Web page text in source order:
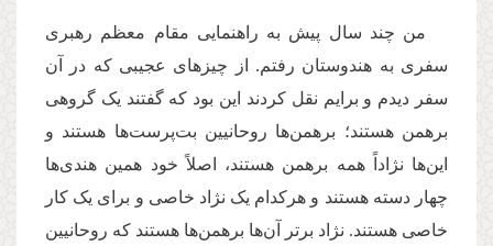
من چند سال پیش به راهنمایی مقام معظم رهبری
سفری به هندوستان رفتم. از چیزهای عجیبی که در آن
سفر دیدم و برایم نقل کردند این بود که گفتند یک گروهی
برهمن هستند؛ برهمن‌ها روحانیین بت‌پرست‌ها هستند و
این‌ها نژاداً همه برهمن هستند، اصلاً خود همین هندی‌ها
چهار دسته هستند و هرکدام یک نژاد خاصی و برای یک کار
خاصی هستند. نژاد برتر آن‌ها برهمن‌ها هستند که روحانیین